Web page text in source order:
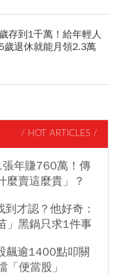
存到1千萬！給年輕人
歲退休就能月領2.3萬
/ HOT ARTICLES /
張年賺760萬！傳
麼賣這麼貴」？
才認？他好奇：
」黑鍋只求1件事
飆逾1400點叩關
便當股」